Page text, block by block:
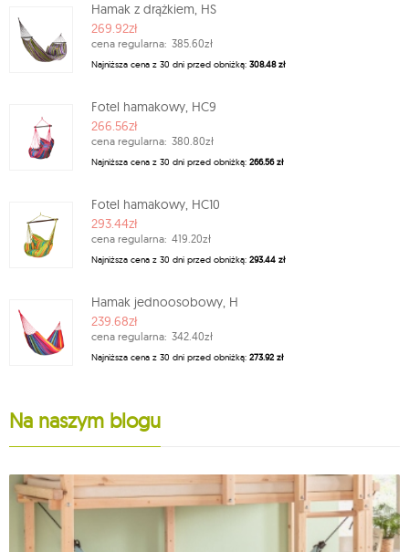
Hamak z drążkiem, HS
269.92zł
cena regularna: 385.60zł
Najniższa cena z 30 dni przed obniżką: 308.48 zł
Fotel hamakowy, HC9
266.56zł
cena regularna: 380.80zł
Najniższa cena z 30 dni przed obniżką: 266.56 zł
Fotel hamakowy, HC10
293.44zł
cena regularna: 419.20zł
Najniższa cena z 30 dni przed obniżką: 293.44 zł
Hamak jednoosobowy, H
239.68zł
cena regularna: 342.40zł
Najniższa cena z 30 dni przed obniżką: 273.92 zł
Na naszym blogu